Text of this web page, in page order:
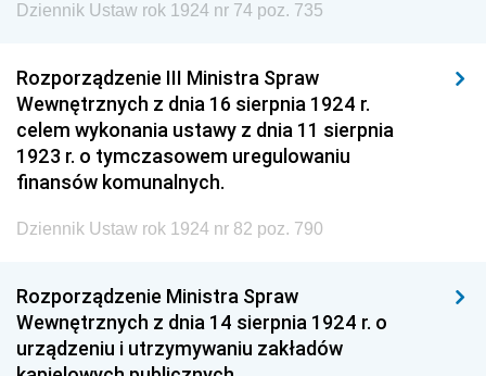
Dziennik Ustaw rok 1924 nr 74 poz. 735
Rozporządzenie III Ministra Spraw
Wewnętrznych z dnia 16 sierpnia 1924 r.
celem wykonania ustawy z dnia 11 sierpnia
1923 r. o tymczasowem uregulowaniu
finansów komunalnych.
Dziennik Ustaw rok 1924 nr 82 poz. 790
Rozporządzenie Ministra Spraw
Wewnętrznych z dnia 14 sierpnia 1924 r. o
urządzeniu i utrzymywaniu zakładów